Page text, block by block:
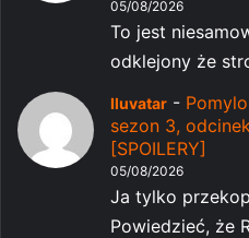
05/08/2026
To jest
odklejony że
Iluvatar -
sezon 3,
[SPOILERY]
05/08/2026
Ja tylko
Powiedzieć, że